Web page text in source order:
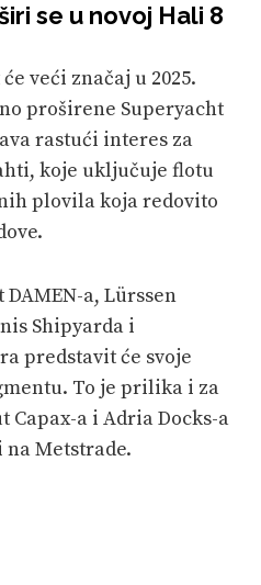
se u novoj Hali 8
veći značaj u 2025.
proširene Superyacht
rastući interes za
koje uključuje flotu
plovila koja redovito
a, Lürssen
Shipyarda i
predstavit će svoje
To je prilika i za
Capax-a i Adria Docks-a
Metstrade.